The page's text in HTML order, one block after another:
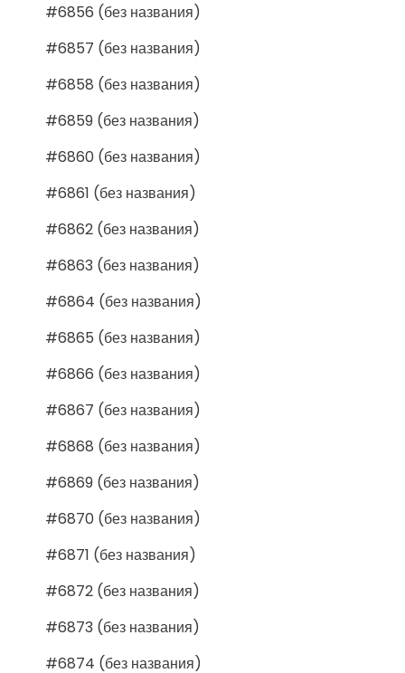
#6856 (без названия)
#6857 (без названия)
#6858 (без названия)
#6859 (без названия)
#6860 (без названия)
#6861 (без названия)
#6862 (без названия)
#6863 (без названия)
#6864 (без названия)
#6865 (без названия)
#6866 (без названия)
#6867 (без названия)
#6868 (без названия)
#6869 (без названия)
#6870 (без названия)
#6871 (без названия)
#6872 (без названия)
#6873 (без названия)
#6874 (без названия)